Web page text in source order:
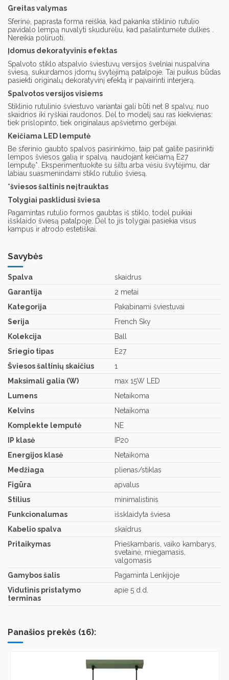
Greitas valymas
Sferinė, paprasta forma reiškia, kad pakanka stiklinio rutulio
pavidalo lempą nuvalyti skudurėliu, kad pašalintumėte dulkes .
Nereikia poliruoti.
Įdomus dekoratyvinis efektas
Spalvoto stiklo atspalvio šviestuvų versijos švelniai nuspalvina
šviesą, sukurdamos įdomų švytėjimą patalpoje. Tai puikus būdas
pasiekti originalų dekoratyvinį efektą ir paįvairinti interjerą.
Spalvotos versijos visiems
Stiklinio rutulinio šviestuvo variantai gali būti net 8 spalvų: nuo
skaidrios iki ryškiai raudonos. Dėl to modelį sau ras kiekvienas:
tiek prislopinto, tiek originalaus apšvietimo gerbėjai.
Keičiama LED lemputė
Be sferinio gaubto spalvos pasirinkimo, taip pat galite pasirinkti
lempos šviesos galią ir spalvą. naudojant keičiamą E27
lemputę*. Eksperimentuokite su šiltu arba vėsiu švytėjimu, dar
labiau suasmenindami stiklo rutulio šviesą.
*šviesos šaltinis neįtrauktas
Tolygiai pasklidusi šviesa
Pagamintas rutulio formos gaubtas iš stiklo, todėl puikiai
išsklaido šviesą patalpoje. Dėl to jis tolygiai pasiekia visus
kampus ir atrodo estetiškai.
Savybės
Spalva
skaidrus
Garantija
2 metai
Kategorija
Pakabinami šviestuvai
Serija
French Sky
Kolekcija
Ball
Sriegio tipas
E27
Šviesos šaltinių skaičius
1
Maksimali galia (W)
max 15W LED
Lumens
Netaikoma
Kelvins
Netaikoma
Komplekte lemputė
NE
IP klasė
IP20
Energijos klasė
Netaikoma
Medžiaga
plienas/stiklas
Figūra
apvalus
Stilius
minimalistinis
Funkcionalumas
išsklaidyta šviesa
Kabelio spalva
skaidrus
Pritaikymas
Prieškambaris, vaiko kambarys,
svetainė, miegamasis,
valgomasis
Gamybos šalis
Pagaminta Lenkijoje
Vidutinis pristatymo
terminas
apie 5 d.d.
Panašios prekės (16):